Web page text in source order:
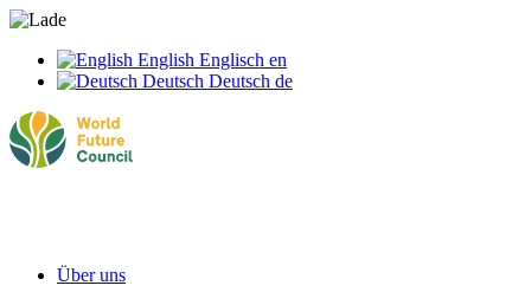
English Englisch en
Deutsch Deutsch de
Über uns